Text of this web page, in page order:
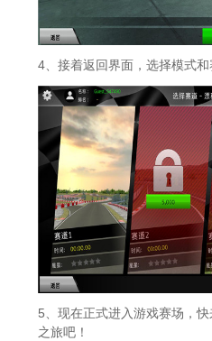
4、接着返回界面，选择模式
5、现在正式进入游戏赛场，
之旅吧！